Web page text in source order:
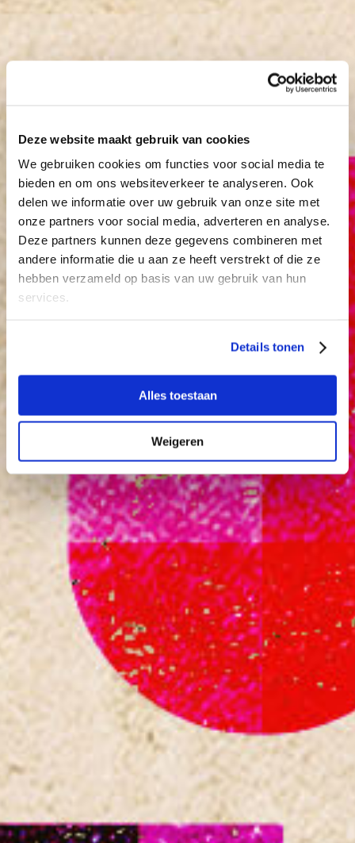
Deze website maakt gebruik van cookies
We gebruiken cookies om functies voor social media te
bieden en om ons websiteverkeer te analyseren. Ook
delen we informatie over uw gebruik van onze site met
onze partners voor social media, adverteren en analyse.
Deze partners kunnen deze gegevens combineren met
andere informatie die u aan ze heeft verstrekt of die ze
hebben verzameld op basis van uw gebruik van hun
services.
Details tonen
Alles toestaan
Weigeren
Muziek
Wijkfestival Kanaleneiland
Wijkfestival Kanaleneiland